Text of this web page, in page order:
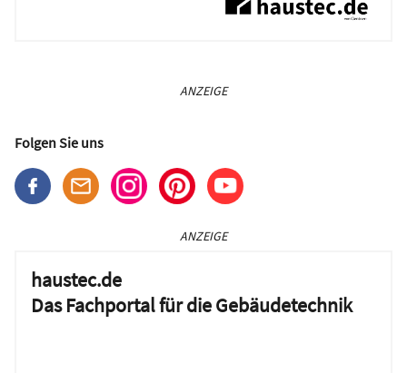
ANZEIGE
Folgen Sie uns
ANZEIGE
haustec.de
Das Fachportal für die Gebäudetechnik